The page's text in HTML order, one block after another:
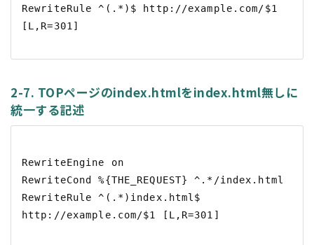
RewriteRule ^(.*)$ http://example.com/$1
2-7. TOPページのindex.htmlをindex.html無しに
統一する記述
RewriteEngine on
RewriteCond %{THE_REQUEST} ^.*/index.html
RewriteRule ^(.*)index.html$